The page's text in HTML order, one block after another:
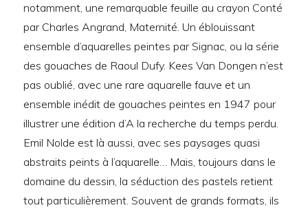
notamment, une remarquable feuille au crayon Conté
par Charles Angrand, Maternité. Un éblouissant
ensemble d’aquarelles peintes par Signac, ou la série
des gouaches de Raoul Dufy. Kees Van Dongen n’est
pas oublié, avec une rare aquarelle fauve et un
ensemble inédit de gouaches peintes en 1947 pour
illustrer une édition d’A la recherche du temps perdu.
Emil Nolde est là aussi, avec ses paysages quasi
abstraits peints à l’aquarelle… Mais, toujours dans le
domaine du dessin, la séduction des pastels retient
tout particulièrement. Souvent de grands formats, ils